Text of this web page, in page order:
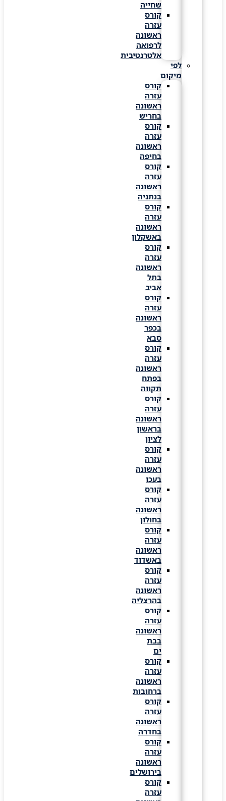
שחייה
קורס
עזרה
ראשונה
לרפואה
אלטרנטיבית
לפי
מיקום
קורס
עזרה
ראשונה
בחריש
קורס
עזרה
ראשונה
בחיפה
קורס
עזרה
ראשונה
בנתניה
קורס
עזרה
ראשונה
באשקלון
קורס
עזרה
ראשונה
קורס
עזרה
ראשונה
בכפר
קורס
עזרה
ראשונה
בפתח
תקווה
קורס
עזרה
ראשונה
בראשון
קורס
עזרה
ראשונה
קורס
עזרה
ראשונה
בחולון
קורס
עזרה
ראשונה
באשדוד
קורס
עזרה
ראשונה
בהרצליה
קורס
עזרה
ראשונה
קורס
עזרה
ראשונה
ברחובות
קורס
עזרה
ראשונה
בחדרה
קורס
עזרה
ראשונה
בירושלים
קורס
עזרה